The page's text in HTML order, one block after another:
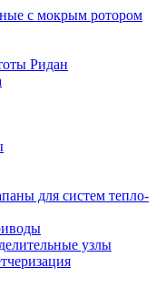
с мокрым ротором
Ридан
для систем тепло-
узлы